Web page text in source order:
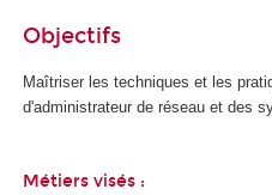
Objectifs
Maîtriser les techniques et les
d'administrateur de réseau et des
Métiers visés :